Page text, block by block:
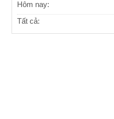
Hôm nay:
Tất cả: